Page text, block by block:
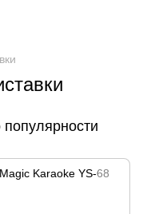
популярности